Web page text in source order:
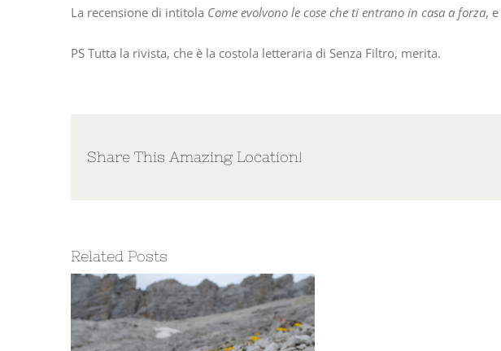
La recensione di intitola Come evolvono le cose che ti entrano in casa a forza, e
PS Tutta la rivista, che è la costola letteraria di Senza Filtro, merita.
Share This Amazing Location!
Related Posts